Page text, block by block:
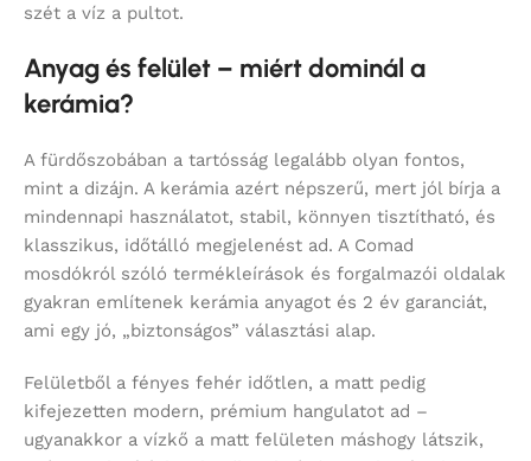
szét a víz a pultot.
Anyag és felület – miért dominál a
kerámia?
A fürdőszobában a tartósság legalább olyan fontos,
mint a dizájn. A kerámia azért népszerű, mert jól bírja a
mindennapi használatot, stabil, könnyen tisztítható, és
klasszikus, időtálló megjelenést ad. A Comad
mosdókról szóló termékleírások és forgalmazói oldalak
gyakran említenek kerámia anyagot és 2 év garanciát,
ami egy jó, „biztonságos” választási alap.
Felületből a fényes fehér időtlen, a matt pedig
kifejezetten modern, prémium hangulatot ad –
ugyanakkor a vízkő a matt felületen máshogy látszik,